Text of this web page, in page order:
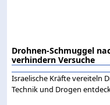
Drohnen-Schmuggel
verhindern Versuche
Israelische Kräfte vereiteln
Technik und Drogen